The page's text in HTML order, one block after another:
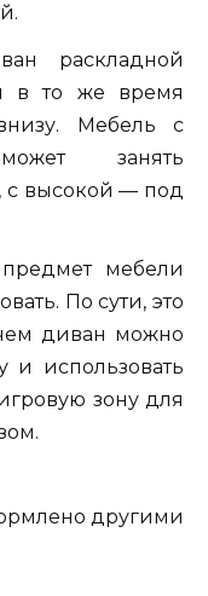
раскладной
в то же время
Мебель с
занять
с высокой — под
мебели
По сути, это
диван можно
использовать
зону для
другими